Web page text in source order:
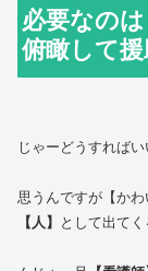
必要なの
俯瞰して
じゃーどうすれば
思うんですが【か
【人】 として出て